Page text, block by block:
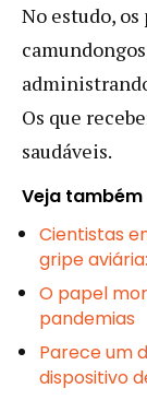
No estudo,
Os que
saudáveis.
Veja também
Cientistas
gripe
O papel
pandemias
Parece um
dispositivo